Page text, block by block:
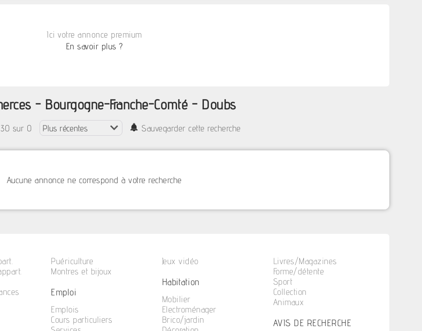
Ici votre annonce premium
En savoir plus ?
- Bourgogne-Franche-Comté - Doubs
30 sur 0 Sauvegarder cette recherche
Aucune annonce ne correspond à votre recherche
Puériculture
Montres et bijoux
Emploi
Emplois
Cours particuliers
Jeux vidéo
Habitation
Mobilier
Electroménager
Brico/jardin
Livres/Magazines
Forme/détente
Sport
Collection
Animaux
AVIS DE RECHERCHE